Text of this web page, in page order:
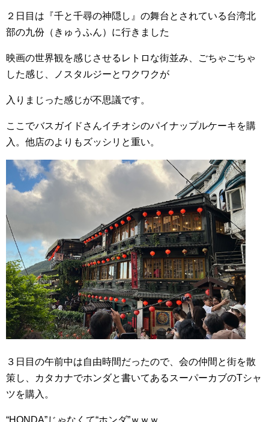
２日目は『千と千尋の神隠し』の舞台とされている台湾北
部の九份（きゅうふん）に行きました
映画の世界観を感じさせるレトロな街並み、ごちゃごちゃ
した感じ、ノスタルジーとワクワクが
入りまじった感じが不思議です。
ここでバスガイドさんイチオシのパイナップルケーキを購
入。他店のよりもズッシリと重い。
３日目の午前中は自由時間だったので、会の仲間と街を散
策し、カタカナでホンダと書いてあるスーパーカブのTシャ
ツを購入。